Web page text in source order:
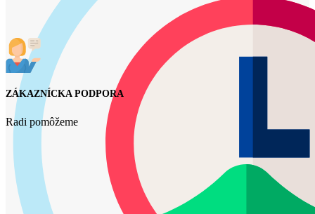
ZÁKAZNÍCKA PODPORA
Radi pomôžeme